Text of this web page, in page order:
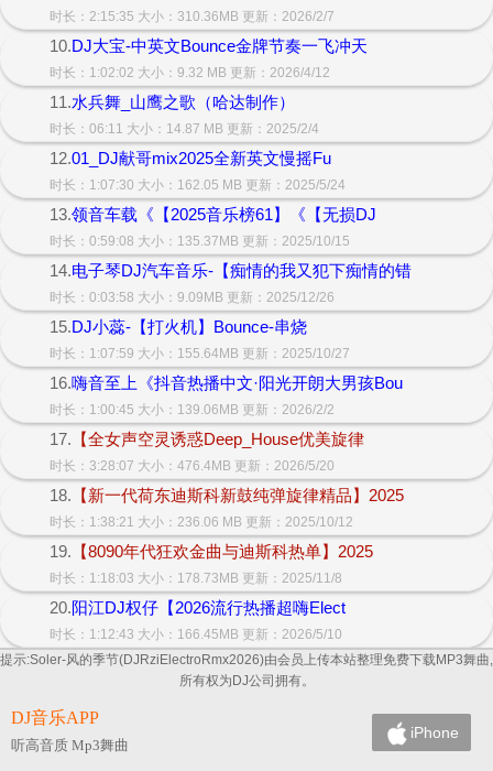
时长：2:15:35 大小：310.36MB 更新：2026/2/7
10.DJ大宝-中英文Bounce金牌节奏一飞冲天
时长：1:02:02 大小：9.32 MB 更新：2026/4/12
11.水兵舞_山鹰之歌（哈达制作）
时长：06:11 大小：14.87 MB 更新：2025/2/4
12.01_DJ献哥mix2025全新英文慢摇Fu
时长：1:07:30 大小：162.05 MB 更新：2025/5/24
13.领音车载《【2025音乐榜61】《【无损DJ
时长：0:59:08 大小：135.37MB 更新：2025/10/15
14.电子琴DJ汽车音乐-【痴情的我又犯下痴情的错
时长：0:03:58 大小：9.09MB 更新：2025/12/26
15.DJ小蕊-【打火机】Bounce-串烧
时长：1:07:59 大小：155.64MB 更新：2025/10/27
16.嗨音至上《抖音热播中文·阳光开朗大男孩Bou
时长：1:00:45 大小：139.06MB 更新：2026/2/2
17. 【全女声空灵诱惑Deep_House优美旋律
时长：3:28:07 大小：476.4MB 更新：2026/5/20
18. 【新一代荷东迪斯科新鼓纯弹旋律精品】2025
时长：1:38:21 大小：236.06 MB 更新：2025/10/12
19. 【8090年代狂欢金曲与迪斯科热单】2025
时长：1:18:03 大小：178.73MB 更新：2025/11/8
20.阳江DJ权仔【2026流行热播超嗨Elect
时长：1:12:43 大小：166.45MB 更新：2026/5/10
提示:Soler-风的季节(DJRziElectroRmx2026)由会员上传本站整理免费下载MP3舞曲,
所有权为DJ公司拥有。
DJ音乐APP
听高音质 Mp3舞曲
iPhone